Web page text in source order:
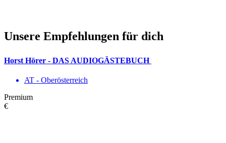
Unsere Empfehlungen für dich
Horst Hörer - DAS AUDIOGÄSTEBUCH
AT - Ober­österreich
Premium
€